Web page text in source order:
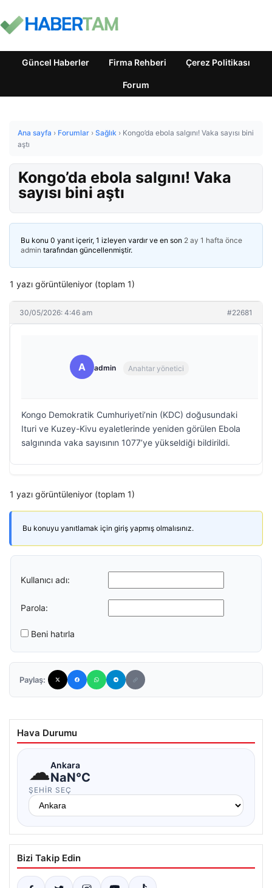
Güncel Haberler Firma Rehberi Çerez Politikası
Forum
Ana sayfa › Forumlar › Sağlık › Kongo’da ebola salgını! Vaka sayısı bini
aştı
Kongo’da ebola salgını! Vaka
sayısı bini aştı
Bu konu 0 yanıt içerir, 1 izleyen vardır ve en son 2 ay 1 hafta önce
admin tarafından güncellenmiştir.
1 yazı görüntüleniyor (toplam 1)
30/05/2026: 4:46 am #22681
A admin Anahtar yönetici
Kongo Demokratik Cumhuriyeti’nin (KDC) doğusundaki
Ituri ve Kuzey-Kivu eyaletlerinde yeniden görülen Ebola
salgınında vaka sayısının 1077’ye yükseldiği bildirildi.
1 yazı görüntüleniyor (toplam 1)
Bu konuyu yanıtlamak için giriş yapmış olmalısınız.
Kullanıcı adı:
Parola:
Beni hatırla
Paylaş:
Hava Durumu
☁Ankara
NaN°C
ŞEHIR SEÇ
Bizi Takip Edin